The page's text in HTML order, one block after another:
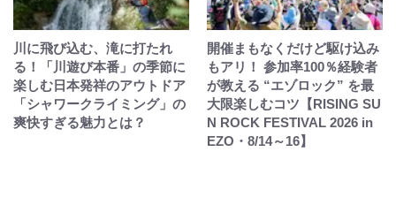
川に飛び込む、滝に打たれ
る！「川遊び本番」の季節に
楽しむ日本発祥のアウトドア
「シャワークライミング」の
爽快すぎる魅力とは？
開催まもなくだけど駆け込み
もアリ！ 参加率100％経験者
が教える “エゾロック” を最
大限楽しむコツ【RISING SU
N ROCK FESTIVAL 2026 in
EZO・8/14～16】